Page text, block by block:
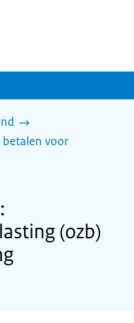
betalen voor
(ozb)